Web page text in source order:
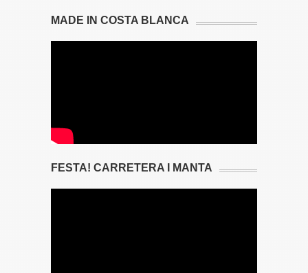
MADE IN COSTA BLANCA
FESTA! CARRETERA I MANTA